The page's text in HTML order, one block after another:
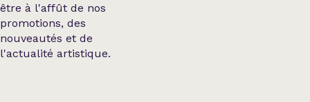
être à l'affût de nos
promotions, des
nouveautés et de
l'actualité artistique.